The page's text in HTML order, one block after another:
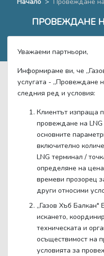
ПРОВЕЖДАНЕ
Уважаеми партньори,
Информираме ви, че
услугата - „Провеждане
следния ред и условия:
Клиентът изпраща
провеждане на
основните
включително
LNG терминал /
определяне на
времеви прозорец
други относими
„Газов Хъб
искането,
техническата и
осъществимост на
условията за